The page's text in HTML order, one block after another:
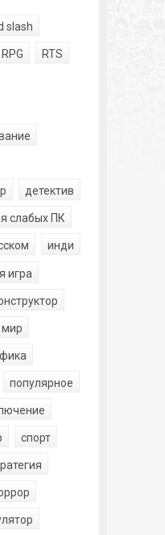
slash
RPG RTS
детектив
слабых ПК
инди
игра
популярное
спорт